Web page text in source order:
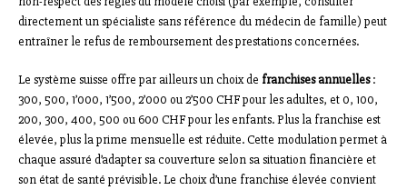
directement un spécialiste sans référence du médecin de famille) peut
entraîner le refus de remboursement des prestations concernées.
Le système suisse offre par ailleurs un choix de franchises annuelles:
300, 500, 1’000, 1’500, 2’000 ou 2’500 CHF pour les adultes, et 0, 100,
200, 300, 400, 500 ou 600 CHF pour les enfants. Plus la franchise est
élevée, plus la prime mensuelle est réduite. Cette modulation permet à
chaque assuré d’adapter sa couverture selon sa situation financière et
son état de santé prévisible. Le choix d’une franchise élevée convient